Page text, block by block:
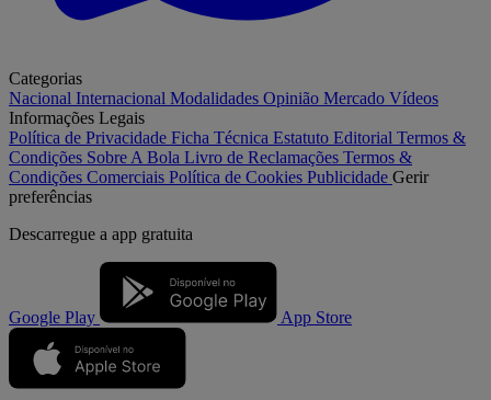
Categorias
Nacional Internacional Modalidades Opinião Mercado Vídeos
Informações Legais
Política de Privacidade Ficha Técnica Estatuto Editorial Termos &
Condições Sobre A Bola Livro de Reclamações Termos &
Condições Comerciais Política de Cookies Publicidade Gerir
preferências
Descarregue a app gratuita
Google Play App Store